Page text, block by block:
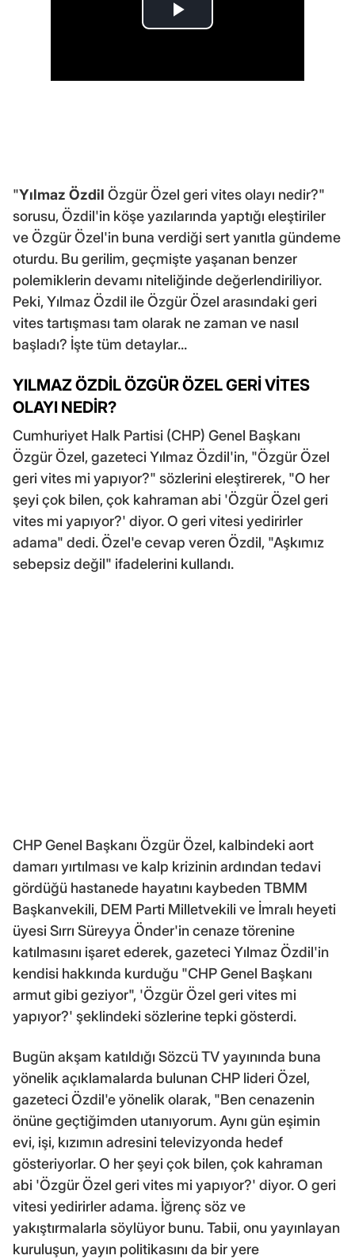
"Yılmaz Özdil Özgür Özel geri vites olayı nedir?"
sorusu, Özdil'in köşe yazılarında yaptığı eleştiriler
ve Özgür Özel'in buna verdiği sert yanıtla gündeme
oturdu. Bu gerilim, geçmişte yaşanan benzer
polemiklerin devamı niteliğinde değerlendiriliyor.
Peki, Yılmaz Özdil ile Özgür Özel arasındaki geri
vites tartışması tam olarak ne zaman ve nasıl
başladı? İşte tüm detaylar...
YILMAZ ÖZDİL ÖZGÜR ÖZEL GERİ VİTES
OLAYI NEDİR?
Cumhuriyet Halk Partisi (CHP) Genel Başkanı
Özgür Özel, gazeteci Yılmaz Özdil'in, "Özgür Özel
geri vites mi yapıyor?" sözlerini eleştirerek, "O her
şeyi çok bilen, çok kahraman abi 'Özgür Özel geri
vites mi yapıyor?' diyor. O geri vitesi yedirirler
adama" dedi. Özel'e cevap veren Özdil, "Aşkımız
sebepsiz değil" ifadelerini kullandı.
CHP Genel Başkanı Özgür Özel, kalbindeki aort
damarı yırtılması ve kalp krizinin ardından tedavi
gördüğü hastanede hayatını kaybeden TBMM
Başkanvekili, DEM Parti Milletvekili ve İmralı heyeti
üyesi Sırrı Süreyya Önder'in cenaze törenine
katılmasını işaret ederek, gazeteci Yılmaz Özdil'in
kendisi hakkında kurduğu "CHP Genel Başkanı
armut gibi geziyor", 'Özgür Özel geri vites mi
yapıyor?' şeklindeki sözlerine tepki gösterdi.
Bugün akşam katıldığı Sözcü TV yayınında buna
yönelik açıklamalarda bulunan CHP lideri Özel,
gazeteci Özdil'e yönelik olarak, "Ben cenazenin
önüne geçtiğimden utanıyorum. Aynı gün eşimin
evi, işi, kızımın adresini televizyonda hedef
gösteriyorlar. O her şeyi çok bilen, çok kahraman
abi 'Özgür Özel geri vites mi yapıyor?' diyor. O geri
vitesi yedirirler adama. İğrenç söz ve
yakıştırmalarla söylüyor bunu. Tabii, onu yayınlayan
kuruluşun, yayın politikasını da bir yere